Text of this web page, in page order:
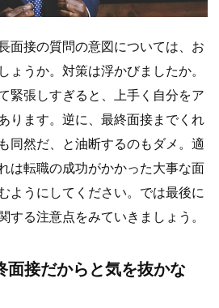
面接の質問の意図については、お
ょうか。対策は浮かびましたか。
緊張しすぎると、上手く自分をア
ります。逆に、最終面接までくれ
同然だ、と油断するのもダメ。適
は転職の成功がかかった大事な面
ようにしてください。では最後に
する注意点をみていきましょう。
面接だからと気を抜かな